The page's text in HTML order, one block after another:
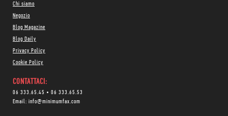
Chi siamo
Negozio
Blog Magazine
Blog Daily
Privacy Policy
Cookie Policy
CONTATTACI:
06 333.65.45 • 06 333.65.53
Email: info@minimumfax.com